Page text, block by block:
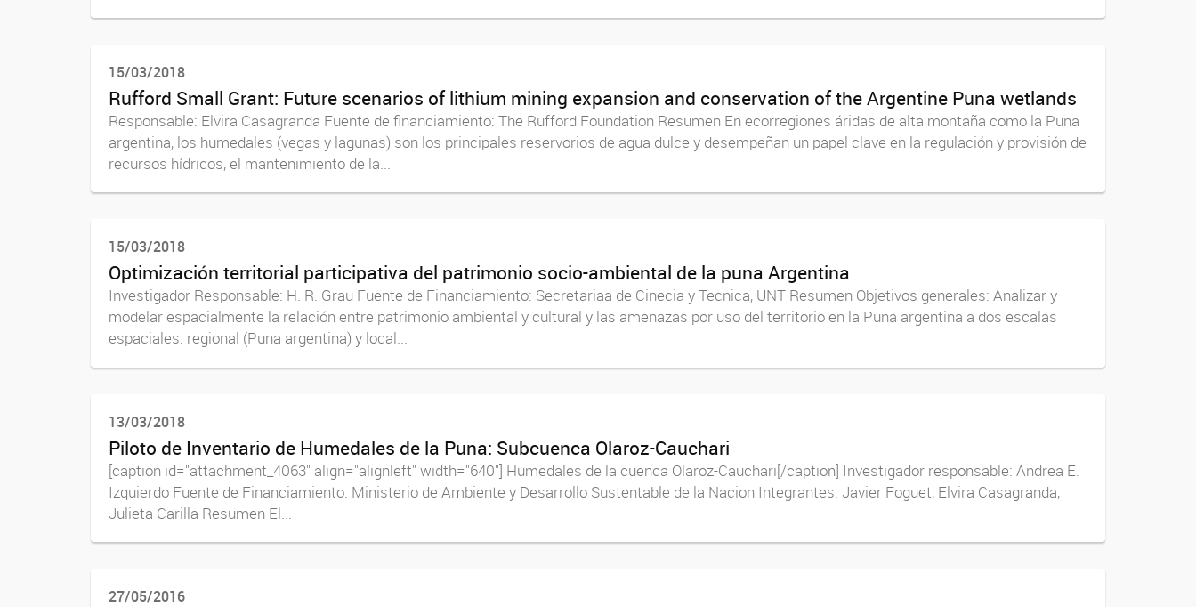
15/03/2018
Rufford Small Grant: Future scenarios of lithium mining expansion and conservation of the Argentine Puna wetlands
Responsable: Elvira Casagranda Fuente de financiamiento: The Rufford Foundation Resumen En ecorregiones áridas de alta montaña como la Puna
argentina, los humedales (vegas y lagunas) son los principales reservorios de agua dulce y desempeñan un papel clave en la regulación y provisión de
recursos hídricos, el mantenimiento de la...
15/03/2018
Optimización territorial participativa del patrimonio socio-ambiental de la puna Argentina
Investigador Responsable: H. R. Grau Fuente de Financiamiento: Secretariaa de Cinecia y Tecnica, UNT Resumen Objetivos generales: Analizar y
modelar espacialmente la relación entre patrimonio ambiental y cultural y las amenazas por uso del territorio en la Puna argentina a dos escalas
espaciales: regional (Puna argentina) y local...
13/03/2018
Piloto de Inventario de Humedales de la Puna: Subcuenca Olaroz-Cauchari
[caption id="attachment_4063" align="alignleft" width="640"] Humedales de la cuenca Olaroz-Cauchari[/caption] Investigador responsable: Andrea E.
Izquierdo Fuente de Financiamiento: Ministerio de Ambiente y Desarrollo Sustentable de la Nacion Integrantes: Javier Foguet, Elvira Casagranda,
Julieta Carilla Resumen El...
27/05/2016